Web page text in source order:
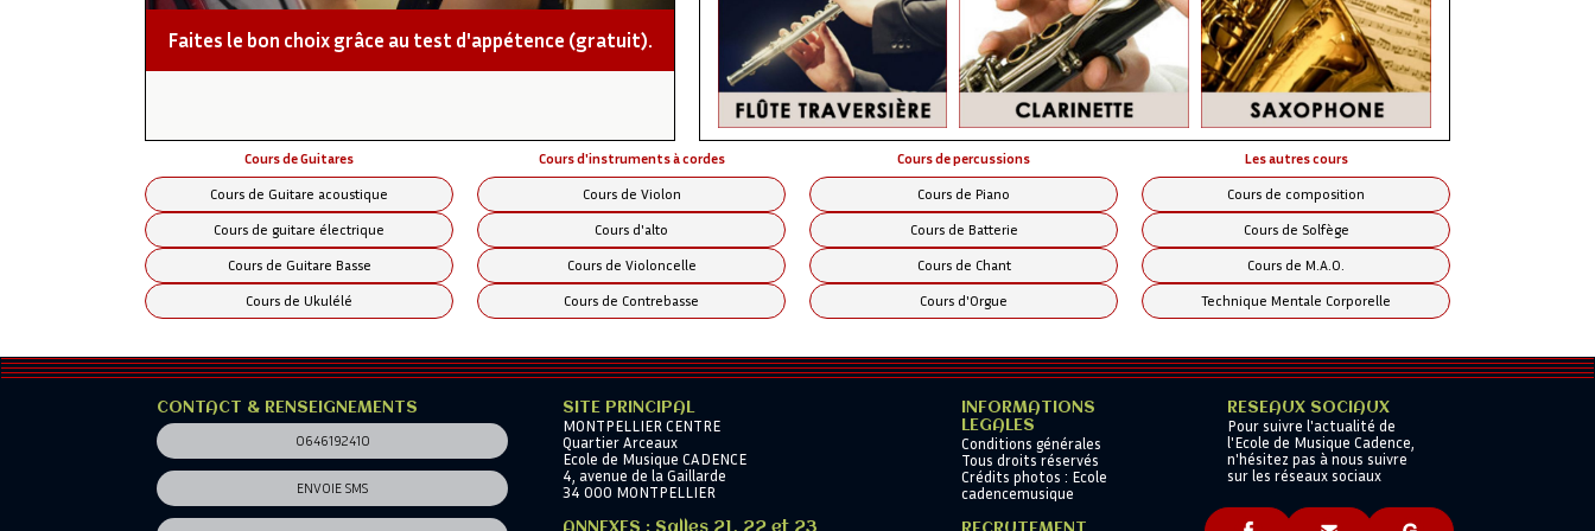
Le fonctionnement est celui des cours collectifs (pas de cours pendant les vacances scolaires. Si un des deux élèves est absent à un cours, celui-ci
n'est pas reportable).
Le tarif par élève est inférieur à celui d'un cours individuel (se renseigner).
En complément à ces cours, les ATELIERS proposent de la MUSIQUE d'ENSEMBLE multi instruments dans différents styles (Atelier Rock, Ateliers
Jazz, Orchestre...)
Pour toute information complémentaire, renseignez-vous auprès du secrétariat.
Faites le bon choix grâce au test d'appétence (gratuit).
Cours de Guitares
Cours de Guitare acoustique
Cours de guitare électrique
Cours de Guitare Basse
Cours de Ukulélé
Cours d'instruments à cordes
Cours de Violon
Cours d'alto
Cours de Violoncelle
Cours de Contrebasse
Cours de percussions
Cours de Piano
Cours de Batterie
Cours de Chant
Cours d'Orgue
Les autres cours
Cours de composition
Cours de Solfège
Cours de M.A.O.
Technique Mentale Corporelle
CONTACT & RENSEIGNEMENTS
0646192410
ENVOIE SMS
SITE PRINCIPAL
MONTPELLIER CENTRE
Quartier Arceaux
Ecole de Musique CADENCE
4, avenue de la Gaillarde
34 000 MONTPELLIER
ANNEXES : Salles 21, 22 et 23
INFORMATIONS
LEGALES
Conditions générales
Tous droits réservés
Crédits photos : Ecole
cadencemusique
RESEAUX SOCIAUX
Pour suivre l'actualité de
l'Ecole de Musique Cadence,
n'hésitez pas à nous suivre
sur les réseaux sociaux